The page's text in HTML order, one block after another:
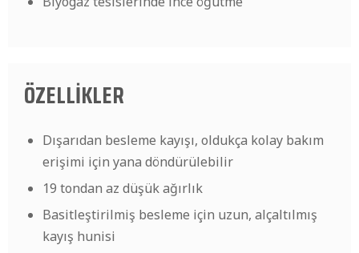
ÖZELLİKLER
Dışarıdan besleme kayışı, oldukça kolay bakım
erişimi için yana döndürülebilir
19 tondan az düşük ağırlık
Basitleştirilmiş besleme için uzun, alçaltılmış
kayış hunisi